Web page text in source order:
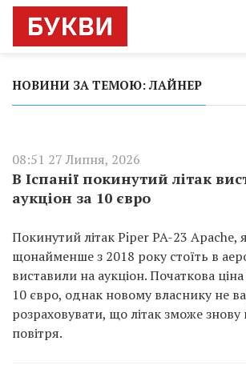
НОВИНИ ЗА ТЕМОЮ: ЛАЙНЕР
08:51 27 Липня, 2026
В Іспанії покинутий літак
аукціон за 10 євро
Покинутий літак Piper PA-23 Apache,
щонайменше з 2018 року стоїть в
виставили на аукціон. Початкова
10 євро, однак новому власнику не
розраховувати, що літак зможе знову
повітря.